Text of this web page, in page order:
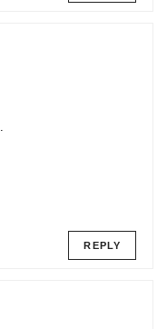
REPLY